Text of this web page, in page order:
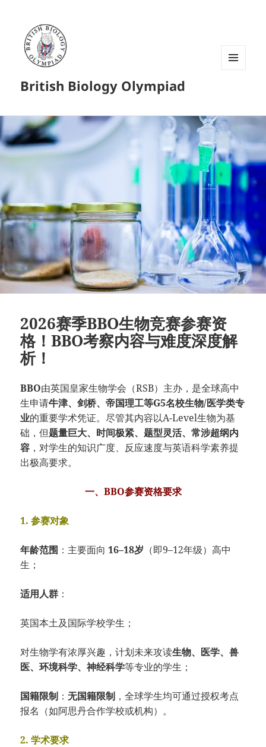
British Biology Olympiad
2026赛季BBO生物竞赛参赛资
格！BBO考察内容与难度深度解
析！
BBO由英国皇家生物学会（RSB）主办，是全球高中
生申请牛津、剑桥、帝国理工等G5名校生物/医学类专
业的重要学术凭证。尽管其内容以A-Level生物为基
础，但题量巨大、时间极紧、题型灵活、常涉超纲内
容 ，对学生的知识广度、反应速度与英语科学素养提
出极高要求。
一、BBO参赛资格要求
1. 参赛对象
年龄范围 ：主要面向16–18岁 （即9–12年级）高中
生；
适用人群 ：
英国本土及国际学校学生；
对生物学有浓厚兴趣，计划未来攻读生物、医学、兽
医、环境科学、神经科学等专业的学生；
国籍限制 ：无国籍限制 ，全球学生均可通过授权考点
报名（如阿思丹合作学校或机构）。
2. 学术要求